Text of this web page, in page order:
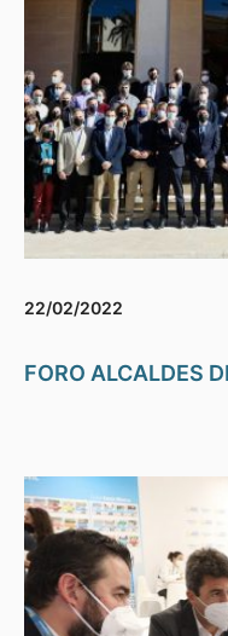
22/02/2022
FORO ALCALDES